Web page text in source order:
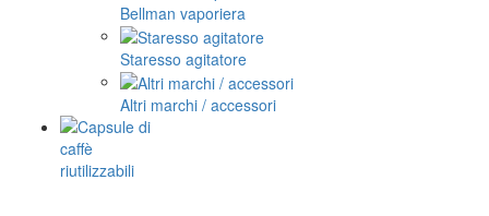
Bellman vaporiera
Staresso agitatore
Altri marchi / accessori